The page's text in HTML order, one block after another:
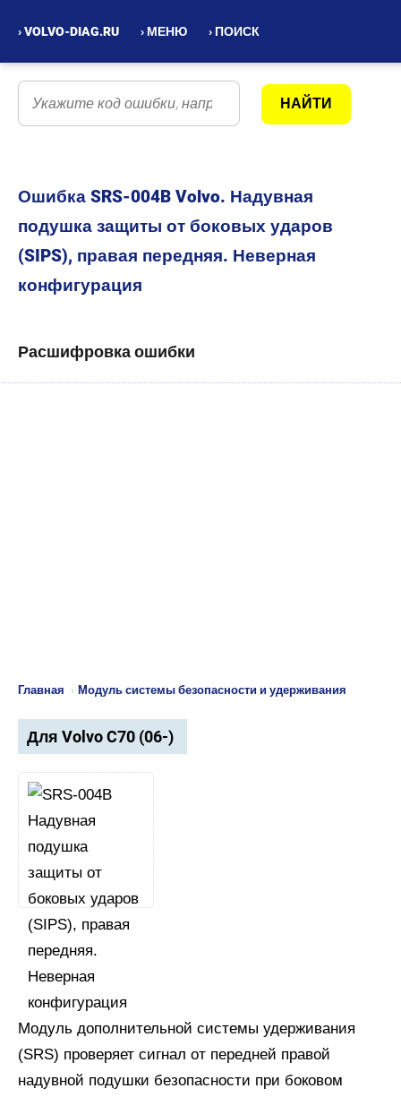
› VOLVO-DIAG.RU › МЕНЮ › ПОИСК
Ошибка SRS-004B Volvo. Надувная
подушка защиты от боковых ударов
(SIPS), правая передняя. Неверная
конфигурация
Расшифровка ошибки
Главная › Модуль системы безопасности и удерживания
Для Volvo C70 (06-)
Модуль дополнительной системы удерживания
(SRS) проверяет сигнал от передней правой
надувной подушки безопасности при боковом